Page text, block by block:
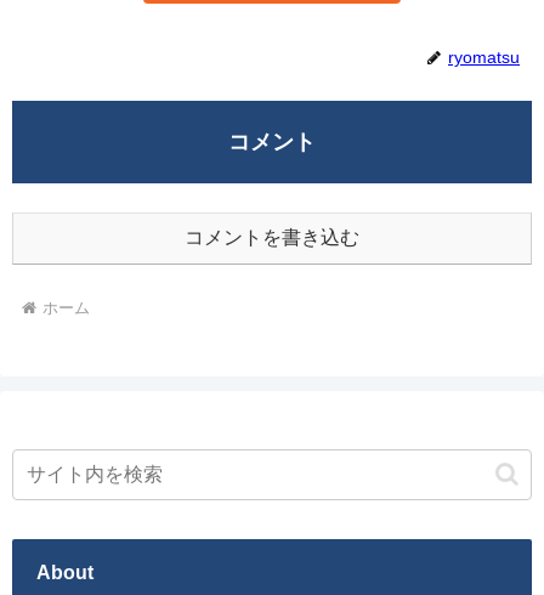
ryomatsu
コメント
コメントを書き込む
ホーム
About